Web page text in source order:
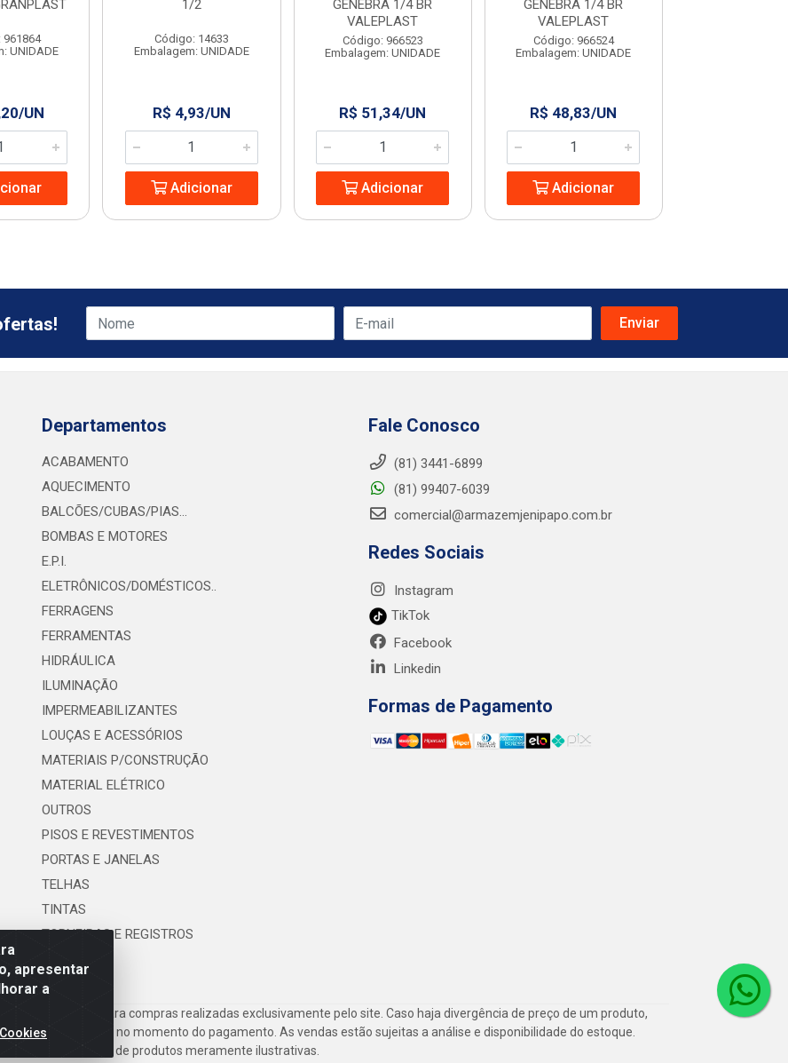
961864
UNIDADE
UN
1/2
Código: 14633
Embalagem: UNIDADE
R$ 4,93/UN
Adicionar
GENEBRA 1/4 BR
VALEPLAST
Código: 966523
Embalagem: UNIDADE
R$ 51,34/UN
Adicionar
GENEBRA 1/4 BR
VALEPLAST
Código: 966524
Embalagem: UNIDADE
R$ 48,83/UN
Adicionar
apresentar
a
Departamentos
ACABAMENTO
AQUECIMENTO
BALCÕES/CUBAS/PIAS...
BOMBAS E MOTORES
E.P.I.
ELETRÔNICOS/DOMÉSTICOS..
FERRAGENS
FERRAMENTAS
HIDRÁULICA
ILUMINAÇÃO
IMPERMEABILIZANTES
LOUÇAS E ACESSÓRIOS
MATERIAIS P/CONSTRUÇÃO
MATERIAL ELÉTRICO
OUTROS
PISOS E REVESTIMENTOS
PORTAS E JANELAS
TELHAS
TINTAS
TORNEIRAS E REGISTROS
Fale Conosco
(81) 3441-6899
(81) 99407-6039
comercial@armazemjenipapo.com.br
Redes Sociais
Instagram
TikTok
Facebook
Linkedin
Formas de Pagamento
são válidos para compras realizadas exclusivamente pelo site. Caso haja divergência de preço de um produto,
compras do site no momento do pagamento. As vendas estão sujeitas a análise e disponibilidade do estoque.
Imagens de produtos meramente ilustrativas.